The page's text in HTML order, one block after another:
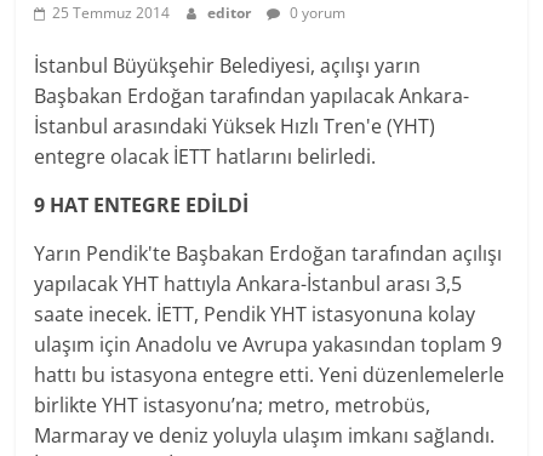
25 Temmuz 2014 editor 0 yorum
İstanbul Büyükşehir Belediyesi, açılışı yarın
Başbakan Erdoğan tarafından yapılacak Ankara-
İstanbul arasındaki Yüksek Hızlı Tren'e (YHT)
entegre olacak İETT hatlarını belirledi.
9 HAT ENTEGRE EDİLDİ
Yarın Pendik'te Başbakan Erdoğan tarafından açılışı
yapılacak YHT hattıyla Ankara-İstanbul arası 3,5
saate inecek. İETT, Pendik YHT istasyonuna kolay
ulaşım için Anadolu ve Avrupa yakasından toplam 9
hattı bu istasyona entegre etti. Yeni düzenlemelerle
birlikte YHT istasyonu’na; metro, metrobüs,
Marmaray ve deniz yoluyla ulaşım imkanı sağlandı.